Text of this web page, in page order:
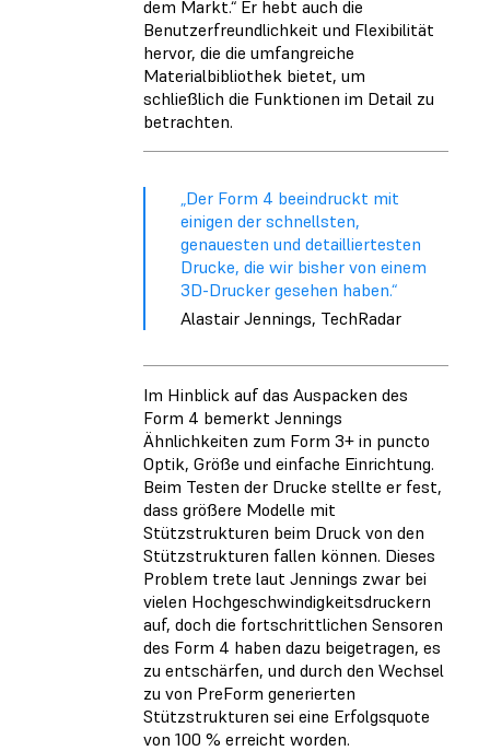
dem Markt.“ Er hebt auch die
Benutzerfreundlichkeit und Flexibilität
hervor, die die umfangreiche
Materialbibliothek bietet, um
schließlich die Funktionen im Detail zu
betrachten.
„Der Form 4 beeindruckt mit
einigen der schnellsten,
genauesten und detailliertesten
Drucke, die wir bisher von einem
3D-Drucker gesehen haben.“
Alastair Jennings, TechRadar
Im Hinblick auf das Auspacken des
Form 4 bemerkt Jennings
Ähnlichkeiten zum Form 3+ in puncto
Optik, Größe und einfache Einrichtung.
Beim Testen der Drucke stellte er fest,
dass größere Modelle mit
Stützstrukturen beim Druck von den
Stützstrukturen fallen können. Dieses
Problem trete laut Jennings zwar bei
vielen Hochgeschwindigkeitsdruckern
auf, doch die fortschrittlichen Sensoren
des Form 4 haben dazu beigetragen, es
zu entschärfen, und durch den Wechsel
zu von PreForm generierten
Stützstrukturen sei eine Erfolgsquote
von 100 % erreicht worden.